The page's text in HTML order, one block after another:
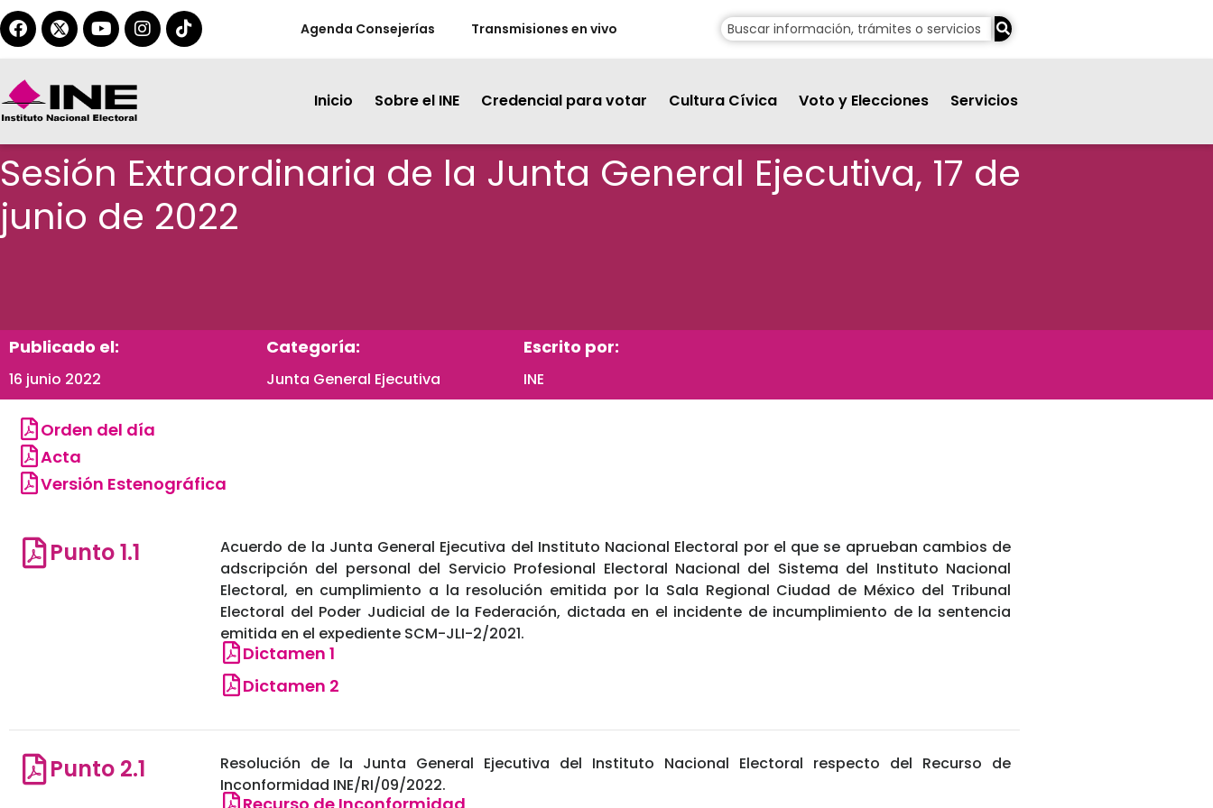
Agenda Consejerías Transmisiones en vivo
Inicio Sobre el INE Credencial para votar Cultura Cívica Voto y Elecciones Servicios
Sesión Extraordinaria de la Junta General Ejecutiva, 17 de
junio de 2022
Publicado el:
16 junio 2022
Categoría:
Junta General Ejecutiva
Escrito por:
INE
Orden del día
Acta
Versión Estenográfica
Punto 1.1
Acuerdo de la Junta General Ejecutiva del Instituto Nacional Electoral por el que se aprueban cambios de
adscripción del personal del Servicio Profesional Electoral Nacional del Sistema del Instituto Nacional
Electoral, en cumplimiento a la resolución emitida por la Sala Regional Ciudad de México del Tribunal
Electoral del Poder Judicial de la Federación, dictada en el incidente de incumplimiento de la sentencia
emitida en el expediente SCM-JLI-2/2021.
Dictamen 1
Dictamen 2
Punto 2.1
Resolución de la Junta General Ejecutiva del Instituto Nacional Electoral respecto del Recurso de
Inconformidad INE/RI/09/2022.